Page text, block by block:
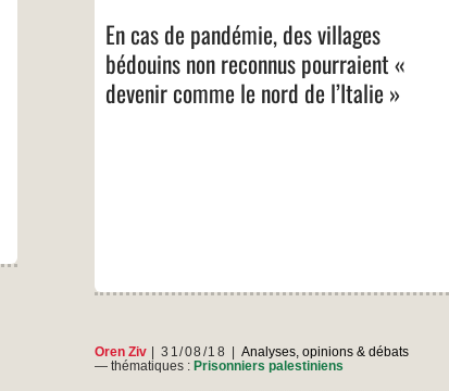
En cas de pandémie, des villages
bédouins non reconnus pourraient «
devenir comme le nord de l’Italie »
sont confrontés à une crise à l’ombre de la
pandémie de
…
En
cas
de
pandémie,
des
de
Oren Ziv 31/08/18
Analyses, opinions & débats
— thématiques : Prisonniers palestiniens